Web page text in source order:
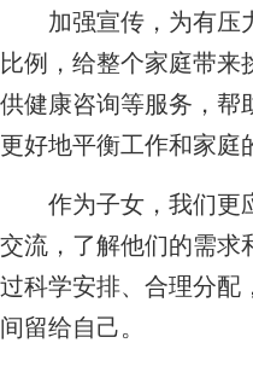
加强宣传，为有压力
比例，给整个家庭带
供健康咨询等服务，帮
更好地平衡工作和家庭
作为子女，我们更应
交流，了解他们的需求
过科学安排、合理分配
间留给自己。